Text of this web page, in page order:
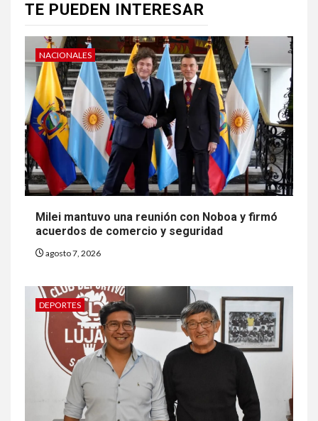
TE PUEDEN INTERESAR
NACIONALES
Milei mantuvo una reunión con Noboa y firmó
acuerdos de comercio y seguridad
agosto 7, 2026
DEPORTES